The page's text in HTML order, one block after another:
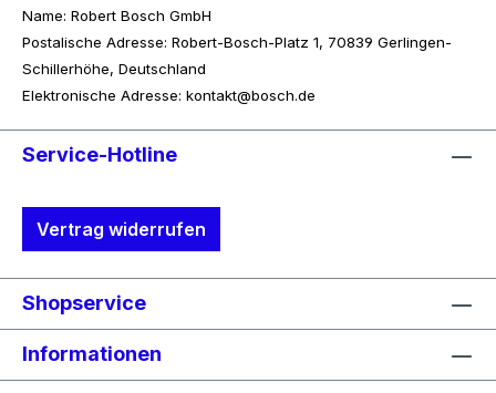
Name: Robert Bosch GmbH
Postalische Adresse: Robert-Bosch-Platz 1, 70839 Gerlingen-
Schillerhöhe, Deutschland
Elektronische Adresse: kontakt@bosch.de
Service-Hotline
Vertrag widerrufen
Shopservice
Informationen